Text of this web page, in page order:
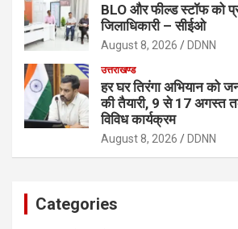
BLO और फील्ड स्टॉफ को
जिलाधिकारी – सीईओ
August 8, 2026 DDNN
उत्तराखण्ड
हर घर तिरंगा अभियान को
की तैयारी, 9 से 17 अगस्त
विविध कार्यक्रम
August 8, 2026 DDNN
Categories